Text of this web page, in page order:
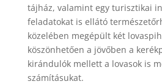
tájház, valamint egy turisztikai
feladatokat is ellátó
közelében megépült két
köszönhetően a jövőben a
kirándulók mellett a lovasok is
számításukat.